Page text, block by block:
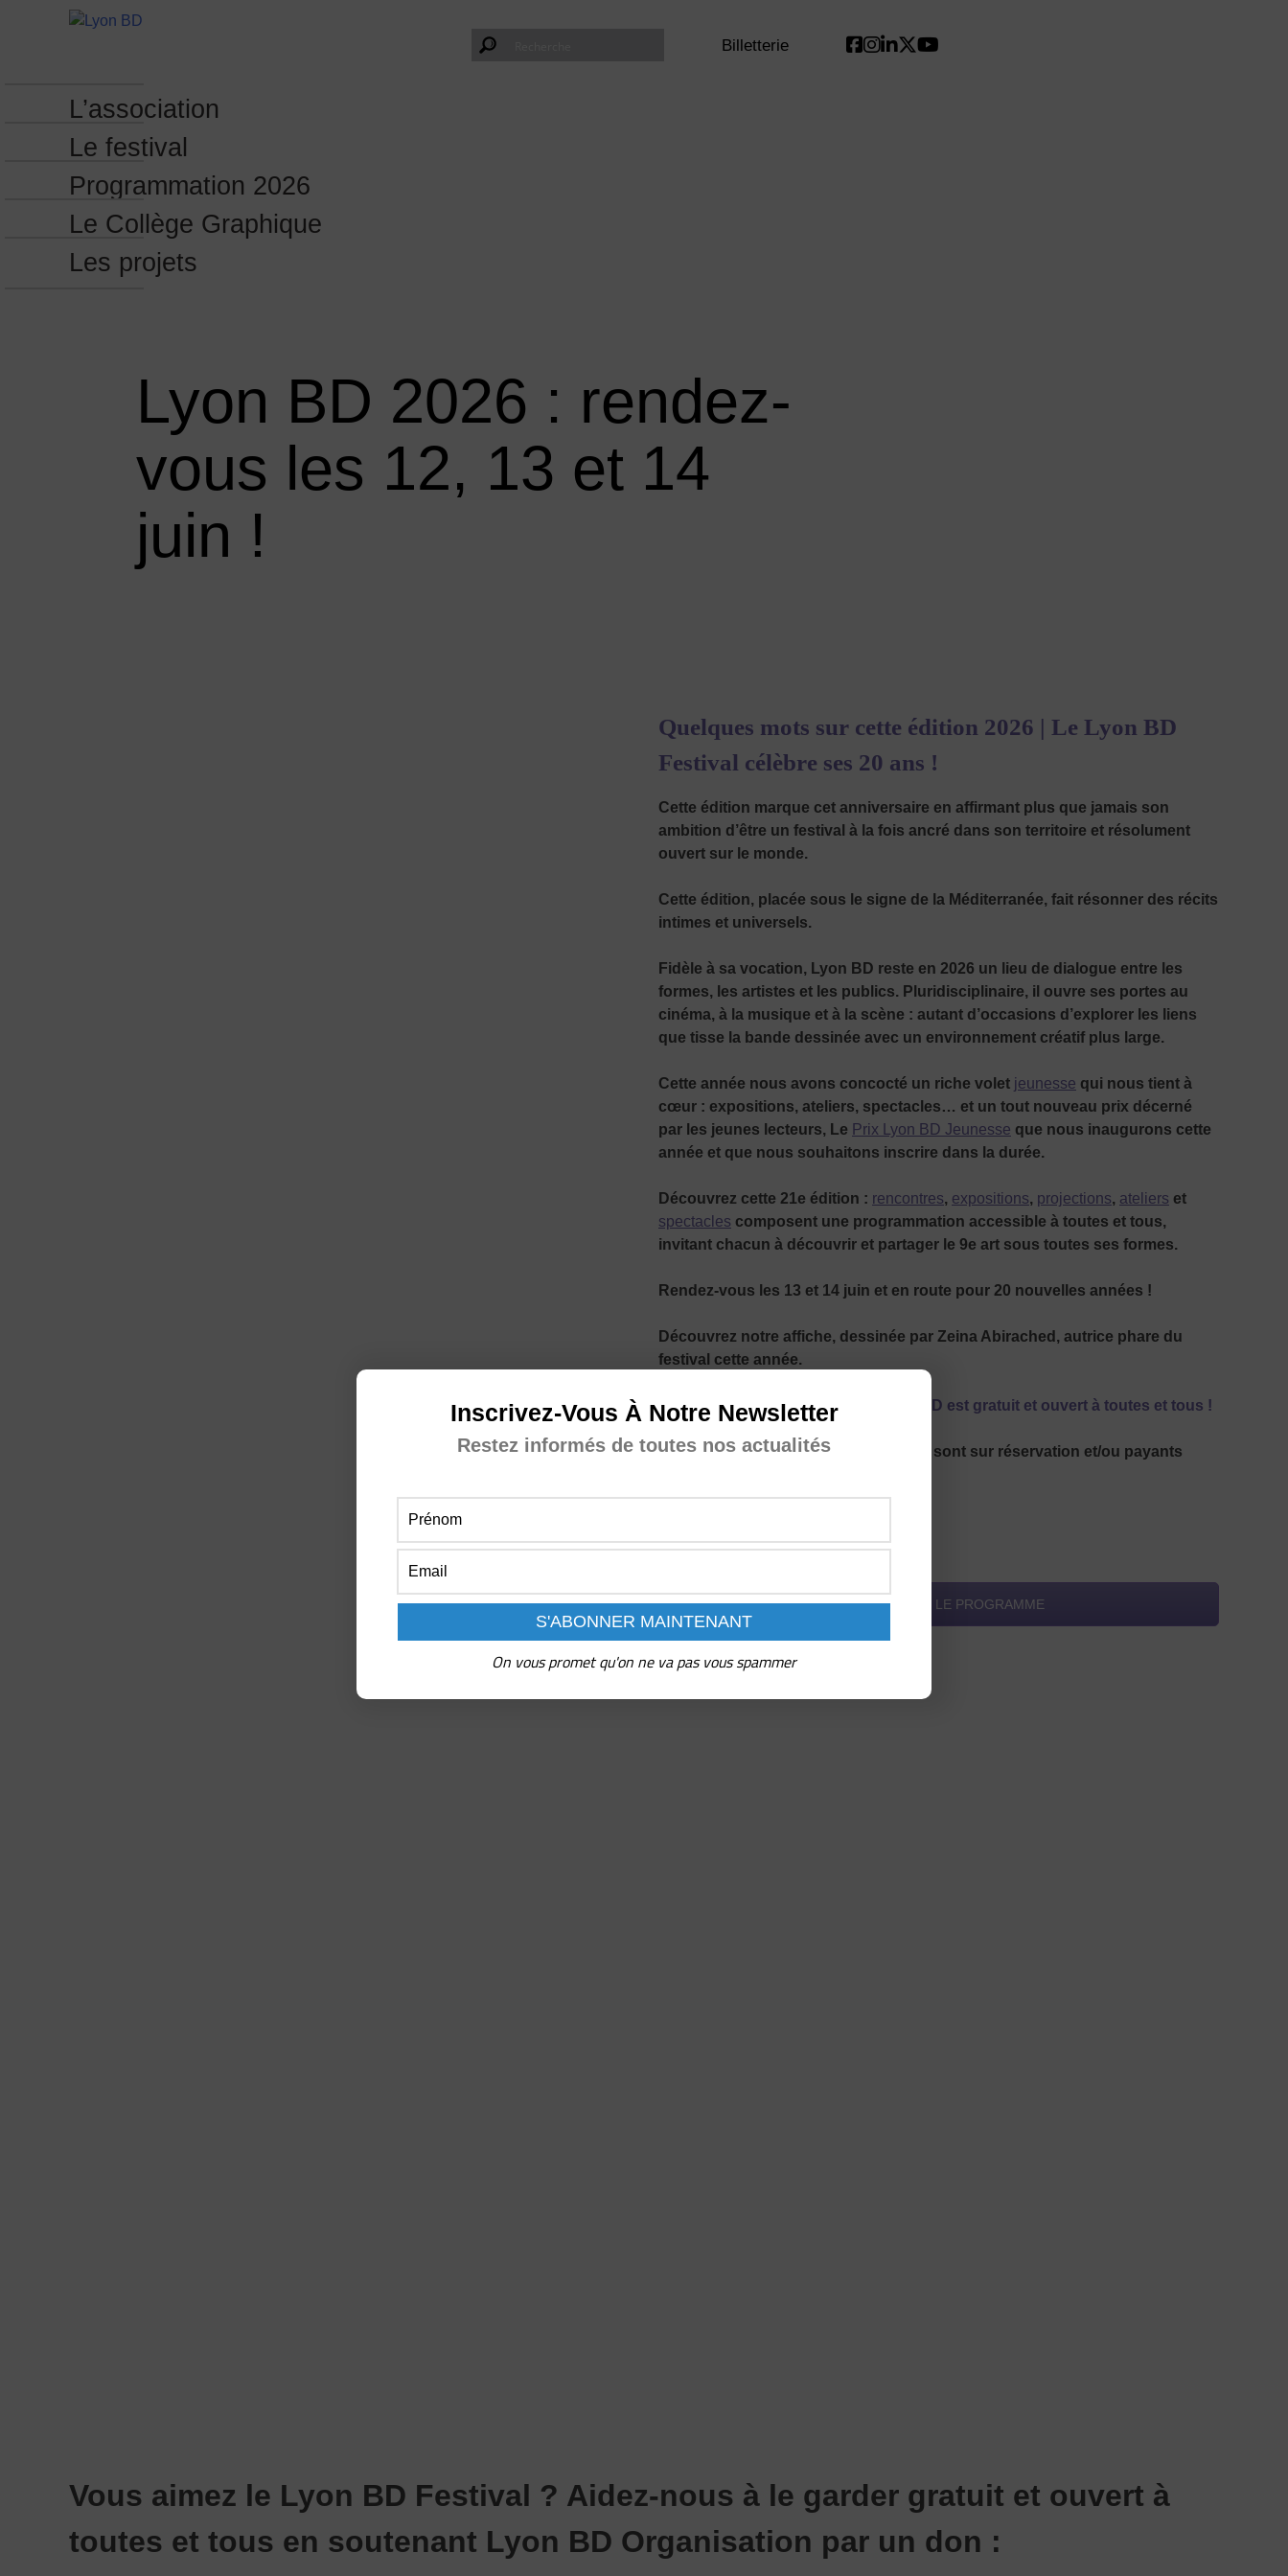
Billetterie
L’association
Le festival
Programmation 2026
Le Collège Graphique
Les projets
Lyon BD 2026 : rendez-
vous les 12, 13 et 14
juin !
Quelques mots sur cette édition 2026 | Le Lyon BD
Festival célèbre ses 20 ans !
Cette édition marque cet anniversaire en affirmant plus que jamais son
ambition d’être un festival à la fois ancré dans son territoire et résolument
ouvert sur le monde.
Cette édition, placée sous le signe de la Méditerranée, fait résonner des récits
intimes et universels.
Fidèle à sa vocation, Lyon BD reste en 2026 un lieu de dialogue entre les
formes, les artistes et les publics. Pluridisciplinaire, il ouvre ses portes au
cinéma, à la musique et à la scène : autant d’occasions d’explorer les liens
que tisse la bande dessinée avec un environnement créatif plus large.
Cette année nous avons concocté un riche volet jeunesse qui nous tient à
cœur : expositions, ateliers, spectacles… et un tout nouveau prix décerné
par les jeunes lecteurs, Le Prix Lyon BD Jeunesse que nous inaugurons cette
année et que nous souhaitons inscrire dans la durée.
Découvrez cette 21e édition : rencontres, expositions, projections, ateliers et
spectacles composent une programmation accessible à toutes et tous,
invitant chacun à découvrir et partager le 9e art sous toutes ses formes.
Rendez-vous les 13 et 14 juin et en route pour 20 nouvelles années !
Découvrez notre affiche, dessinée par Zeina Abirached, autrice phare du
festival cette année.
Cette année encore, le festival Lyon BD est gratuit et ouvert à toutes et tous !
Seuls quelques ateliers et animations sont sur réservation et/ou payants
TÉLÉCHARGEZ LE PROGRAMME
Vous aimez le Lyon BD Festival ? Aidez-nous à le garder gratuit et ouvert à
toutes et tous en soutenant Lyon BD Organisation par un don :
Inscrivez-Vous À Notre Newsletter
Restez informés de toutes nos actualités
On vous promet qu'on ne va pas vous spammer